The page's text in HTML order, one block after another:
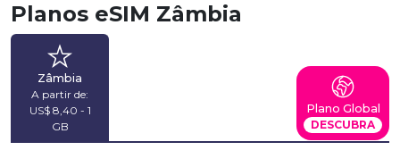
Planos eSIM Zâmbia
Zâmbia
A partir de:
US$ 8,40 - 1
GB
Plano Global
DESCUBRA